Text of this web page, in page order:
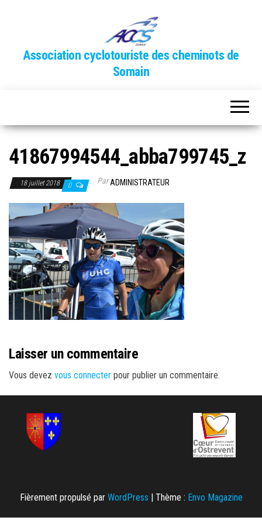
Association cyclotouriste des cheminots de
Somain
41867994544_abba799745_z
18 juillet 2018 0 ParADMINISTRATEUR
Laisser un commentaire
Vous devez vous connecter pour publier un commentaire.
Fièrement propulsé par WordPress | Thème : Envo Magazine